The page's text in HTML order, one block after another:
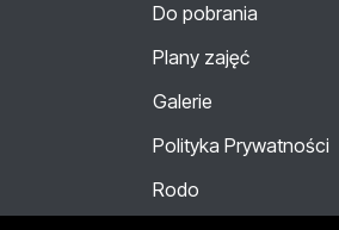
Do pobrania
Plany zajęć
Galerie
Polityka Prywatności
Rodo